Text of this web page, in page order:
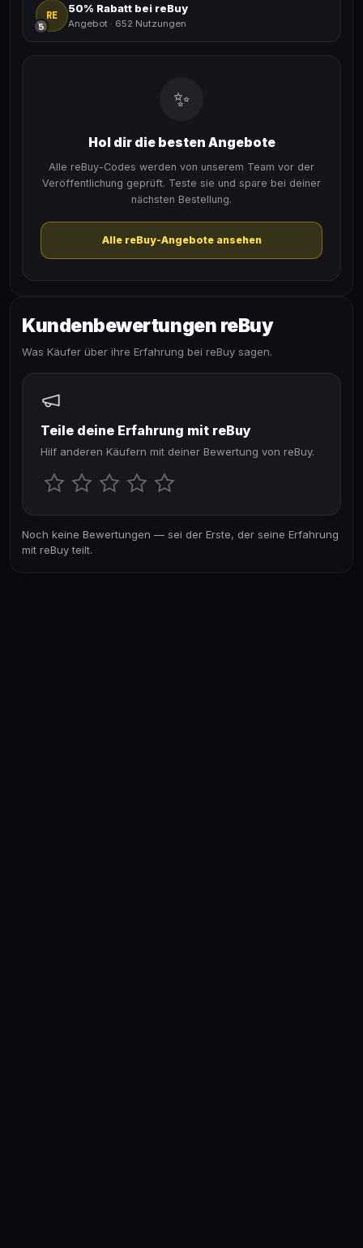
RE
5
50% Rabatt bei reBuy
Angebot · 652 Nutzungen
✨
Hol dir die besten Angebote
Alle reBuy-Codes werden von unserem Team vor der
Veröffentlichung geprüft. Teste sie und spare bei deiner
nächsten Bestellung.
Alle reBuy-Angebote ansehen
Kundenbewertungen reBuy
Was Käufer über ihre Erfahrung bei reBuy sagen.
Teile deine Erfahrung mit reBuy
Hilf anderen Käufern mit deiner Bewertung von reBuy.
Noch keine Bewertungen — sei der Erste, der seine Erfahrung
mit reBuy teilt.